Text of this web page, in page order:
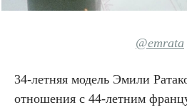
@emrata
34-летняя модель Эмили
отношения с 44-летним